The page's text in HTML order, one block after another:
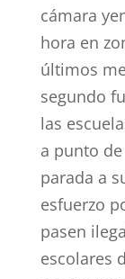
cámara
hora en
últimos
segundo
las
a punto
parada a
esfuerzo
pasen
escolares